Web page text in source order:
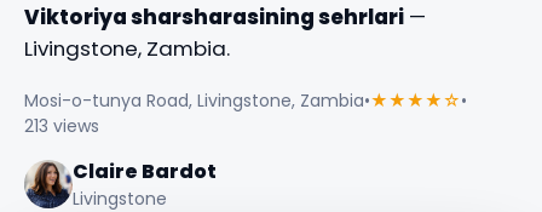
Viktoriya sharsharasining sehrlari —
Livingstone, Zambia.
Mosi-o-tunya Road, Livingstone, Zambia•★★★★☆•
213 views
Claire Bardot
Livingstone